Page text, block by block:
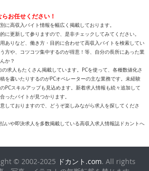
お任せください！
に高収入バイト情報を幅広く掲載しております。
に更新して参りますので、是非チェックしてみてください。
ありなど、働き方・目的に合わせて高収入バイトを検索してい
方や、コツコツ集中するのが得意！等、自分の長所にあった業
か？
の求人もたくさん掲載しています。PCを使って、各種数値化さ
を書いたりするのがPCオペレーターの主な業務です。未経験
PCスキルアップも見込めます。新着求人情報も続々追加して
ったバイトが見つかります。
しておりますので、どうぞ楽しみながら求人を探してくださ
いや即決求人を多数掲載している高収入求人情報誌ドカントへ
© 2002-2025 ドカント.com. All rights